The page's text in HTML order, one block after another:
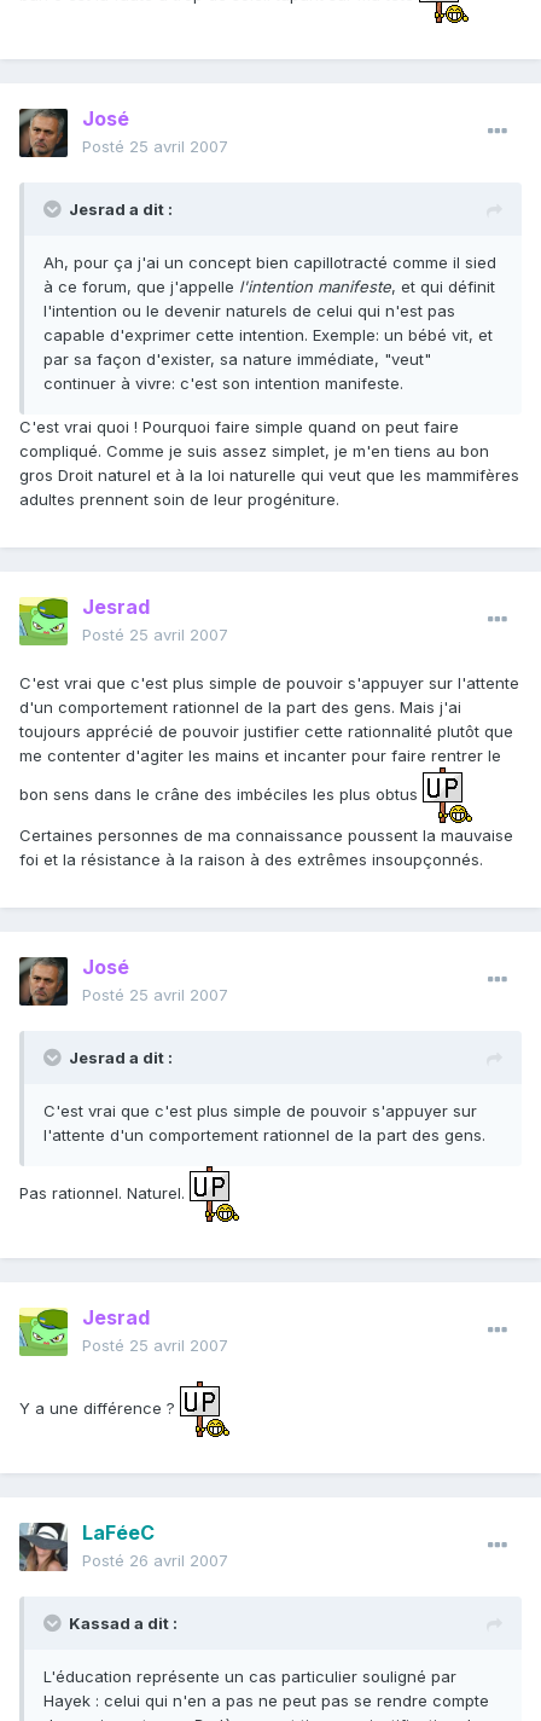
José
Posté 25 avril 2007
Jesrad a dit :
Ah, pour ça j'ai un concept bien capillotracté comme il sied
à ce forum, que j'appelle l'intention manifeste, et qui définit
l'intention ou le devenir naturels de celui qui n'est pas
capable d'exprimer cette intention. Exemple: un bébé vit, et
par sa façon d'exister, sa nature immédiate, "veut"
continuer à vivre: c'est son intention manifeste.
C'est vrai quoi ! Pourquoi faire simple quand on peut faire
compliqué. Comme je suis assez simplet, je m'en tiens au bon
gros Droit naturel et à la loi naturelle qui veut que les mammifères
adultes prennent soin de leur progéniture.
Jesrad
Posté 25 avril 2007
C'est vrai que c'est plus simple de pouvoir s'appuyer sur l'attente
d'un comportement rationnel de la part des gens. Mais j'ai
toujours apprécié de pouvoir justifier cette rationnalité plutôt que
me contenter d'agiter les mains et incanter pour faire rentrer le
bon sens dans le crâne des imbéciles les plus obtus
Certaines personnes de ma connaissance poussent la mauvaise
foi et la résistance à la raison à des extrêmes insoupçonnés.
José
Posté 25 avril 2007
Jesrad a dit :
C'est vrai que c'est plus simple de pouvoir s'appuyer sur
l'attente d'un comportement rationnel de la part des gens.
Pas rationnel. Naturel.
Jesrad
Posté 25 avril 2007
Y a une différence ?
LaFéeC
Posté 26 avril 2007
Kassad a dit :
L'éducation représente un cas particulier souligné par
Hayek : celui qui n'en a pas ne peut pas se rendre compte